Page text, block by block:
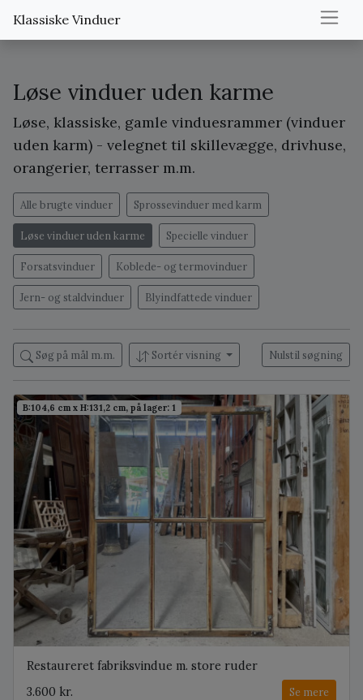
Klassiske Vinduer
Løse vinduer uden karme
Løse, klassiske, gamle vinduesrammer (vinduer
uden karm) - velegnet til skillevægge, drivhuse,
orangerier, terrasser m.m.
Alle brugte vinduer Sprossevinduer med karm
Løse vinduer uden karme Specielle vinduer
Forsatsvinduer Koblede- og termovinduer
Jern- og staldvinduer Blyindfattede vinduer
Søg på mål m.m. Sortér visning Nulstil søgning
B:104,6 cm x H:131,2 cm, på lager: 1
Restaureret fabriksvindue m. store ruder
3.600 kr.
Se mere